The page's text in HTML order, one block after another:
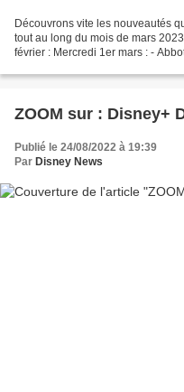
Découvrons vite les nouveautés
tout au long du mois de mars
février : Mercredi 1er mars : -
ZOOM sur : Disney+
Publié le 24/08/2022 à 19:39
Par Disney News